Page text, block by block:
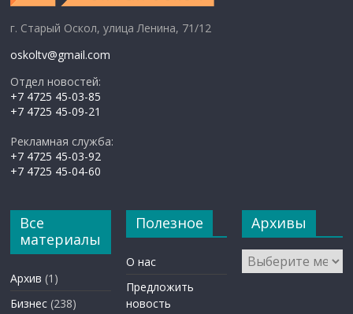
г. Старый Оскол, улица Ленина, 71/12
oskoltv@gmail.com
Отдел новостей:
+7 4725 45-03-85
+7 4725 45-09-21
Рекламная служба:
+7 4725 45-03-92
+7 4725 45-04-60
Все
материалы
Архив (1)
Бизнес (238)
Полезное
О нас
Предложить
новость
Архивы
Архивы